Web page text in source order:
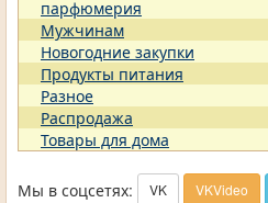
парфюмерия
Мужчинам
Новогодние закупки
Продукты питания
Разное
Распродажа
Товары для дома
Мы в соцсетях: VK VKVideo